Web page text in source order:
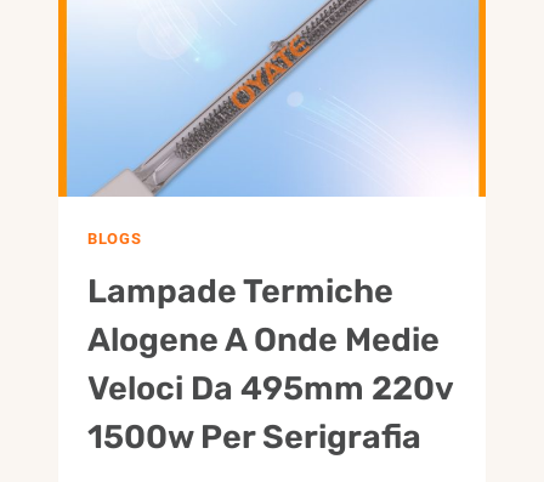
MOLDING
MACHINES
BLOGS
Lampade Termiche
Alogene A Onde Medie
Veloci Da 495mm 220v
1500w Per Serigrafia